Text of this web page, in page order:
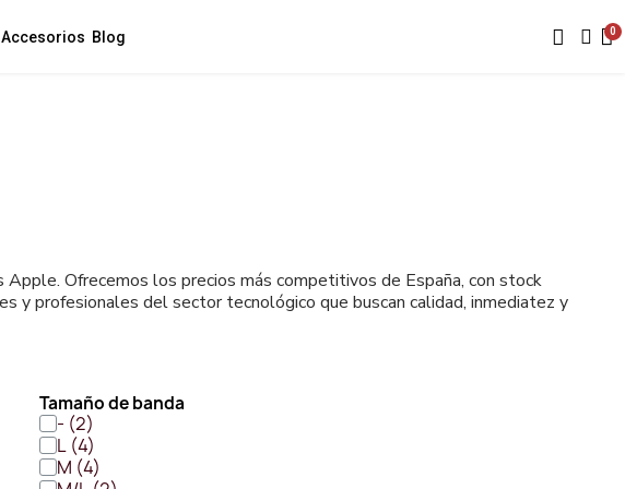
Accesorios Blog
Ofrecemos los precios más competitivos de España, con stock
y profesionales del sector tecnológico que buscan calidad, inmediatez y
Tamaño de banda
-
L
M